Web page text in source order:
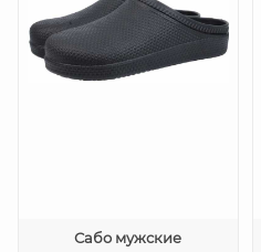
Сабо мужские